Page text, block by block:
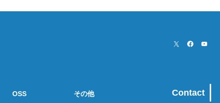
OSS その他 Contact